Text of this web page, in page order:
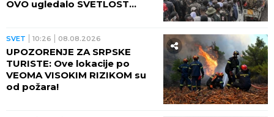
REGION 16:39 08.08.2026
BALKAN SE KRSTI U NEVERICI:
Muškarac MRTAV PIJAN
primljen u bolnicu, evo
KOLIKO je promila alkohola